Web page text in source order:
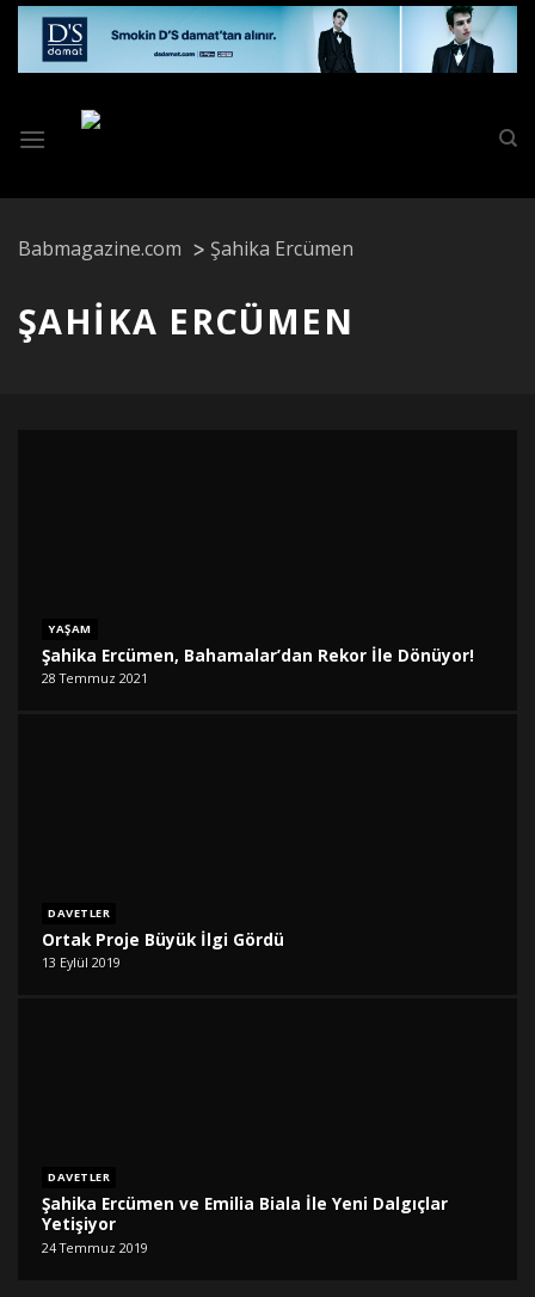
Skip
content
Babmagazine.com Şahika Ercümen
ŞAHIKA ERCÜMEN
YAŞAM
Şahika Ercümen, Bahamalar’dan Rekor İle Dönüyor!
28 Temmuz 2021
DAVETLER
Ortak Proje Büyük İlgi Gördü
13 Eylül 2019
DAVETLER
Şahika Ercümen ve Emilia Biala İle Yeni Dalgıçlar
Yetişiyor
24 Temmuz 2019